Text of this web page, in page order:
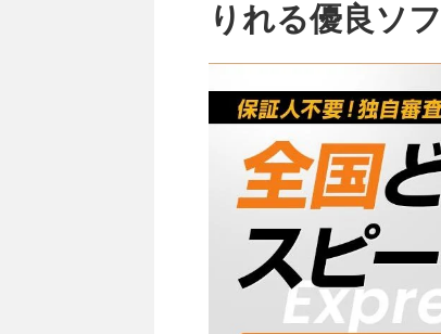
りれる優良ソ